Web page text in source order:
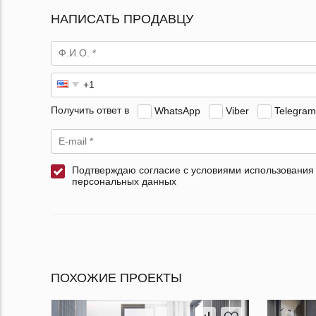
НАПИСАТЬ ПРОДАВЦУ
Получить ответ в WhatsApp Viber Telegram
Подтверждаю согласие с условиями использования
персональных данных
ПОХОЖИЕ ПРОЕКТЫ